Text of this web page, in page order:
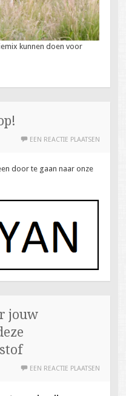
kunnen doen voor
EEN REACTIE PLAATSEN
door te gaan naar onze
jouw
EEN REACTIE PLAATSEN